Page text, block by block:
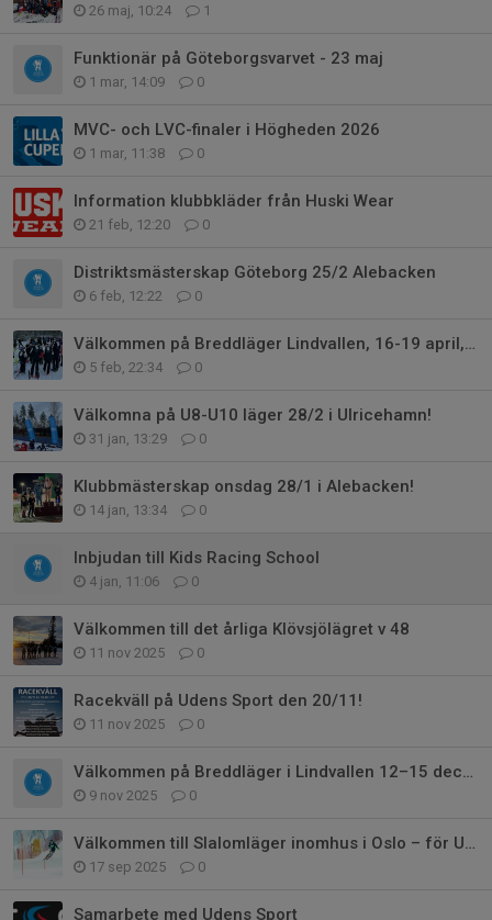
26 maj, 10:24 1
Funktionär på Göteborgsvarvet - 23 maj
1 mar, 14:09 0
MVC- och LVC-finaler i Högheden 2026
1 mar, 11:38 0
Information klubbkläder från Huski Wear
21 feb, 12:20 0
Distriktsmästerskap Göteborg 25/2 Alebacken
6 feb, 12:22 0
Välkommen på Breddläger Lindvallen, 16-19 april, 2026 med GSLK
5 feb, 22:34 0
Välkomna på U8-U10 läger 28/2 i Ulricehamn!
31 jan, 13:29 0
Klubbmästerskap onsdag 28/1 i Alebacken!
14 jan, 13:34 0
Inbjudan till Kids Racing School
4 jan, 11:06 0
Välkommen till det årliga Klövsjölägret v 48
11 nov 2025 0
Racekväll på Udens Sport den 20/11!
11 nov 2025 0
Välkommen på Breddläger i Lindvallen 12–15 december med GSLK!
9 nov 2025 0
Välkommen till Slalomläger inomhus i Oslo – för U10-U14
17 sep 2025 0
Samarbete med Udens Sport